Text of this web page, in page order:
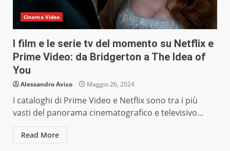
Cinema Video
I film e le serie tv del momento su Netflix e
Prime Video: da Bridgerton a The Idea of
You
Alessandro Avico Maggio 26, 2024
I cataloghi di Prime Video e Netflix sono tra i più
vasti del panorama cinematografico e televisivo...
Read More